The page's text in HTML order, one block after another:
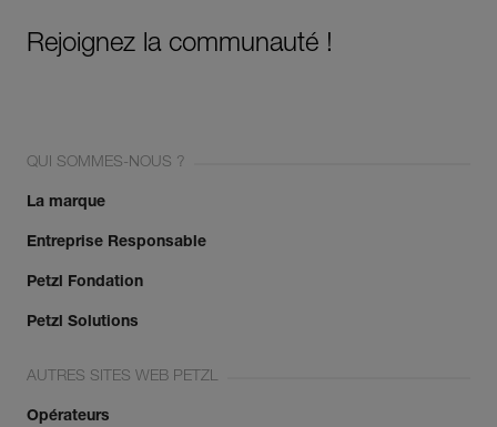
Rejoignez la communauté !
QUI SOMMES-NOUS ?
La marque
Entreprise Responsable
Petzl Fondation
Petzl Solutions
AUTRES SITES WEB PETZL
Opérateurs